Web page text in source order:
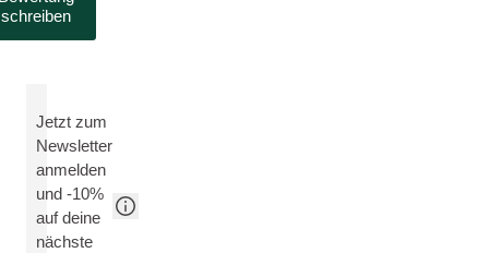
schreiben
Jetzt zum
Newsletter
anmelden
und -10%
auf deine
nächste